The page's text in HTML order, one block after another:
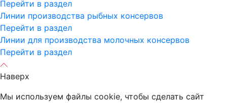
Перейти в раздел
Линии производства рыбных консервов
Перейти в раздел
Линии для производства молочных консервов
Перейти в раздел
Наверх
Мы используем файлы cookie, чтобы сделать сайт